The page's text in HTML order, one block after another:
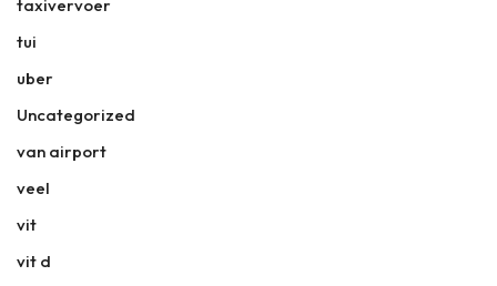
taxivervoer
tui
uber
Uncategorized
van airport
veel
vit
vit d